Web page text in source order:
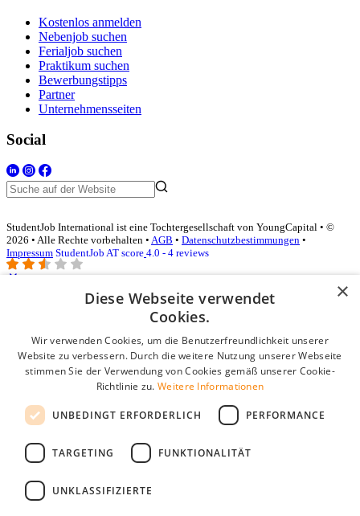
Kostenlos anmelden
Nebenjob suchen
Ferialjob suchen
Praktikum suchen
Bewerbungstipps
Partner
Unternehmensseiten
Social
StudentJob International ist eine Tochtergesellschaft von YoungCapital • ©
2026 • Alle Rechte vorbehalten • AGB • Datenschutzbestimmungen •
Impressum StudentJob AT score 4.0 - 4 reviews
Login für Unternehmen
E-Mail*
Passwort
Angemeldet bleiben
Passwort vergessen?
Kostenloses Unternehmensprofil
Wenn Sie sich registriert haben, können Sie ein Unternehmensprofil
×
Diese Webseite verwendet
Cookies.
Wir verwenden Cookies, um die Benutzerfreundlichkeit unserer
Website zu verbessern. Durch die weitere Nutzung unserer Webseite
stimmen Sie der Verwendung von Cookies gemäß unserer Cookie-
Richtlinie zu. Weitere Informationen
UNBEDINGT ERFORDERLICH PERFORMANCE
TARGETING FUNKTIONALITÄT
UNKLASSIFIZIERTE